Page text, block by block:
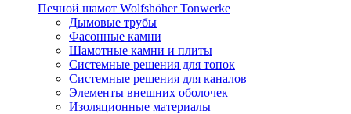
Печной шамот Wolfshöher Tonwerke
Дымовые трубы
Фасонные камни
Шамотные камни и плиты
Системные решения для топок
Системные решения для каналов
Элементы внешних оболочек
Изоляционные материалы